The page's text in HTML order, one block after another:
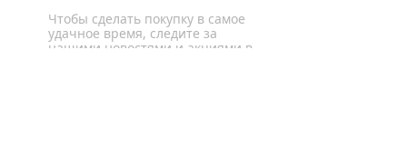
Чтобы сделать покупку в самое
удачное время, следите за
нашими новостями и акциями в